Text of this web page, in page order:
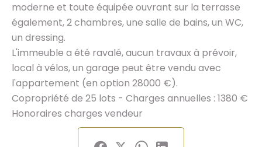
moderne et toute équipée ouvrant sur la terrasse
également, 2 chambres, une salle de bains, un WC,
un dressing.
L'immeuble a été ravalé, aucun travaux à prévoir,
local à vélos, un garage peut être vendu avec
l'appartement (en option 28000 €).
Copropriété de 25 lots - Charges annuelles : 1380 €
Honoraires charges vendeur